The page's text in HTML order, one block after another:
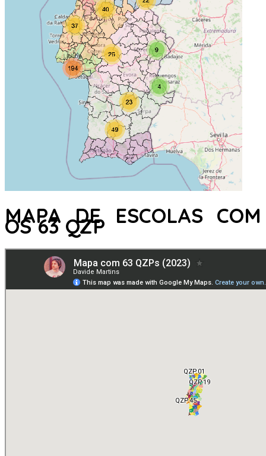
MAPA DE ESCOLAS COM
OS 63 QZP